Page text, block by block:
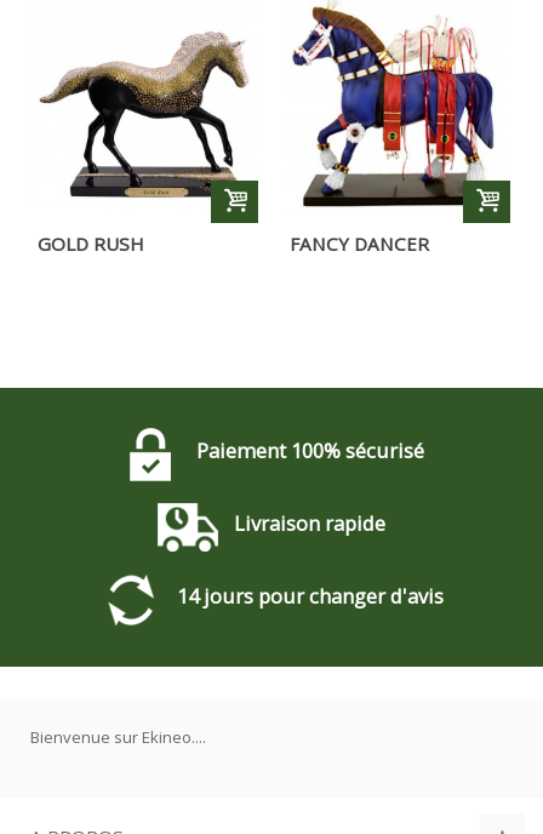
GOLD RUSH FANCY DANCER
Paiement 100% sécurisé
Livraison rapide
14 jours pour changer d'avis
Bienvenue sur Ekineo....